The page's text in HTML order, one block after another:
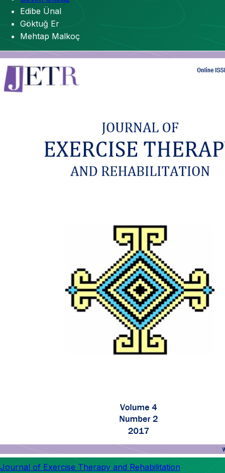
Edibe Ünal
Göktuğ Er
Mehtap Malkoç
Journal of Exercise Therapy and Rehabilitation